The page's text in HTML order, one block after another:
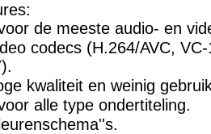
de meeste audio- en
codecs (H.264/AVC,
kwaliteit en weinig
alle type ondertiteling.